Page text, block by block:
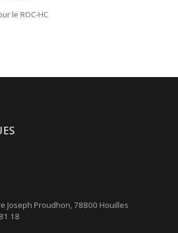
le ROC-HC
Joseph Proudhon, 78800 Houilles
18